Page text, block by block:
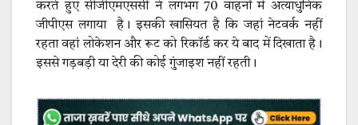
करते हुए सीजीएमएससी ने लगभग 70 वाहनों में अत्याधुनिक
जीपीएस लगाया है। इसकी खासियत है कि जहां नेटवर्क नहीं
रहता वहां लोकेशन और रूट को रिकॉर्ड कर ये बाद में दिखाता है।
इससे गड़बड़ी या देरी की कोई गुंजाइश नहीं रहती।